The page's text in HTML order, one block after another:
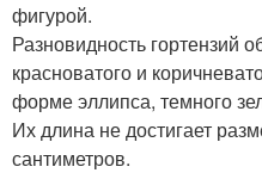
фигурой.
Разновидность гортензий
красноватого и
форме эллипса, темного
Их длина не достигает
сантиметров.